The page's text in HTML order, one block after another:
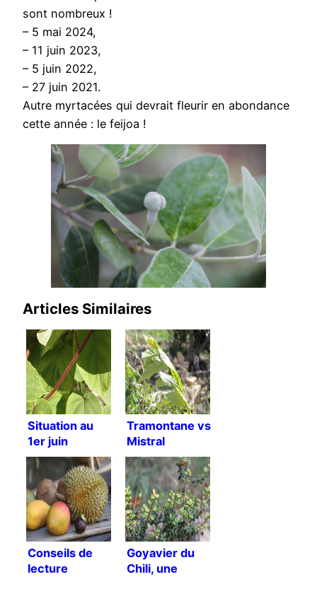
sont nombreux !
– 5 mai 2024,
– 11 juin 2023,
– 5 juin 2022,
– 27 juin 2021.
Autre myrtacées qui devrait fleurir en abondance
cette année : le feijoa !
Articles Similaires
Situation au
1er juin
Tramontane vs
Mistral
Conseils de
lecture
Goyavier du
Chili, une